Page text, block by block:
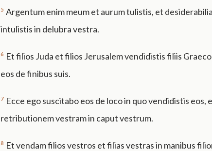
5 Argentum enim meum et aurum tulistis, et
intulistis in delubra vestra.
6 Et filios Juda et filios Jerusalem vendidistis filiis
eos de finibus suis.
7 Ecce ego suscitabo eos de loco in quo vendidistis eos,
retributionem vestram in caput vestrum.
8 Et vendam filios vestros et filias vestras in manibus